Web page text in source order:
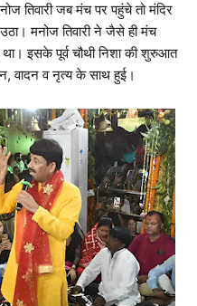
तिवारी जब मंच पर पहुंचे तो मंदिर
मनोज तिवारी ने जैसे ही मंच
इसके पूर्व चौथी निशा की शुरुआत
वादन व नृत्य के साथ हुई।